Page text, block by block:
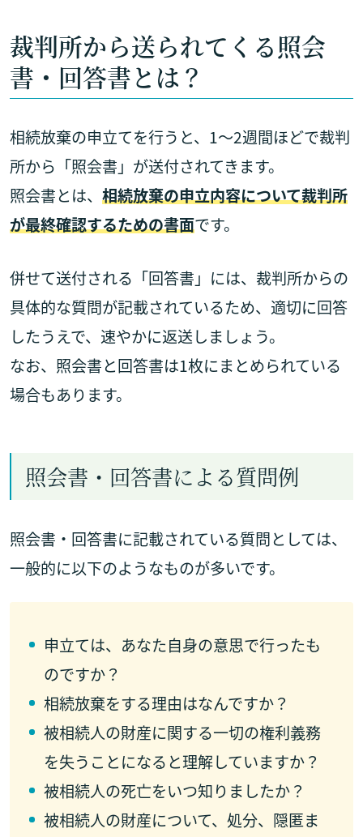
裁判所から送られてくる照会
書・回答書とは？
相続放棄の申立てを行うと、1〜2週間ほどで裁判
所から「照会書」が送付されてきます。
照会書とは、 相続放棄の申立内容について裁判所
が最終確認するための書面です。
併せて送付される「回答書」には、裁判所からの
具体的な質問が記載されているため、適切に回答
したうえで、速やかに返送しましょう。
なお、照会書と回答書は1枚にまとめられている
場合もあります。
照会書・回答書による質問例
照会書・回答書に記載されている質問としては、
一般的に以下のようなものが多いです。
申立ては、あなた自身の意思で行ったも
のですか？
相続放棄をする理由はなんですか？
被相続人の財産に関する一切の権利義務
を失うことになると理解していますか？
被相続人の死亡をいつ知りましたか？
被相続人の財産について、処分、隠匿ま